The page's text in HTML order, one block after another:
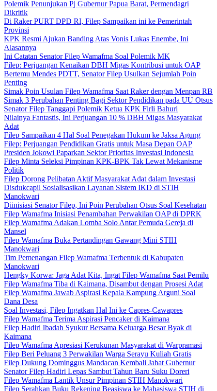
Polemik Penunjukan Pj Gubernur Papua Barat, Permendagri
Dikritik
Di Raker PURT DPD RI, Filep Sampaikan ini ke Pemerintah
Provinsi
KPK Resmi Ajukan Banding Atas Vonis Lukas Enembe, Ini
Alasannya
Ini Catatan Senator Filep Wamafma Soal Polemik MK
Filep: Perjuangan Kenaikan DBH Migas Kontribusi untuk OAP
Bertemu Mendes PDTT, Senator Filep Usulkan Sejumlah Poin
Penting
Simak Poin Usulan Filep Wamafma Saat Raker dengan Menpan RB
Simak 3 Perubahan Penting Bagi Sektor Pendidikan pada UU Otsus
Senator Filep Tanggapi Polemik Ketua KPK Firli Bahuri
Nilainya Fantastis, Ini Perjuangan 10 % DBH Migas Masyarakat
Adat
Filep Sampaikan 4 Hal Soal Penegakan Hukum ke Jaksa Agung
Filep: Perjuangan Pendidikan Gratis untuk Masa Depan OAP
Presiden Jokowi Paparkan Sektor Prioritas Investasi Indonesia
Filep Minta Seleksi Pimpinan KPK-BPK Tak Lewat Mekanisme
Politik
Filep Dorong Pelibatan Aktif Masyarakat Adat dalam Investasi
Disdukcapil Sosialisasikan Layanan Sistem IKD di STIH
Manokwari
Diinisiasi Senator Filep, Ini Poin Perubahan Otsus Soal Kesehatan
Filep Wamafma Inisiasi Penambahan Perwakilan OAP di DPRK
Filep Wamafma Adakan Lomba Solo Antar Pemuda Gereja di
Mansel
Filep Wamafma Buka Pertandingan Gawang Mini STIH
Manokwari
Tim Pemenangan Filep Wamafma Terbentuk di Kabupaten
Manokwari
Hengky Korwa: Jaga Adat Kita, Ingat Filep Wamafma Saat Pemilu
Filep Wamafma Tiba di Kaimana, Disambut dengan Prosesi Adat
Filep Wamafma Jawab Aspirasi Kepala Kampung Arguni Soal
Dana Desa
Soal Investasi, Filep Ingatkan Hal Ini ke Capres-Cawapres
Filep Wamafma Terima Aspirasi Pencaker di Kaimana
Filep Hadiri Ibadah Syukur Bersama Keluarga Besar Byak di
Kaimana
Filep Wamafma Apresiasi Kerukunan Masyarakat di Warpramasi
Filep Beri Peluang 3 Perwakilan Warga Serayu Kuliah Gratis
Filep Dukung Dominggus Mandacan Kembali Jabat Gubernur
Senator Filep Hadiri Lepas Sambut Tahun Baru Suku Doreri
Filep Wamafma Lantik Unsur Pimpinan STIH Manokwari
Filep Serahkan Buku Rekening Beasiswa ke Mahasiswa STIH di